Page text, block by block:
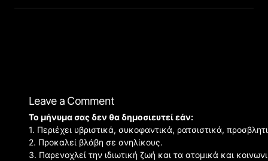
Leave a Comment
Το μήνυμα σας δεν θα δημοσιευτεί εάν:
1. Περιέχει υβριστικά, συκοφαντικά, ρατσιστικά,
2. Προκαλεί βλάβη σε ανηλίκους.
3. Παρενοχλεί την ιδιωτική ζωή και τα ατομικά και